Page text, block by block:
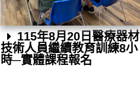
115年8月20日醫療器材
技術人員繼續教育訓練8小
時─實體課程報名